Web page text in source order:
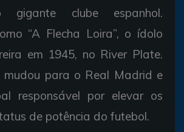
gigante clube espanhol.
“A Flecha Loira”, o ídolo
em 1945, no River Plate.
mudou para o Real Madrid e
responsável por elevar os
de potência do futebol.